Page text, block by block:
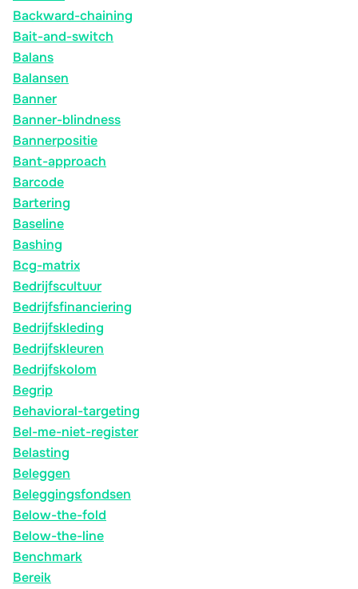
Backward-chaining
Bait-and-switch
Balans
Balansen
Banner
Banner-blindness
Bannerpositie
Bant-approach
Barcode
Bartering
Baseline
Bashing
Bcg-matrix
Bedrijfscultuur
Bedrijfsfinanciering
Bedrijfskleding
Bedrijfskleuren
Bedrijfskolom
Begrip
Behavioral-targeting
Bel-me-niet-register
Belasting
Beleggen
Beleggingsfondsen
Below-the-fold
Below-the-line
Benchmark
Bereik